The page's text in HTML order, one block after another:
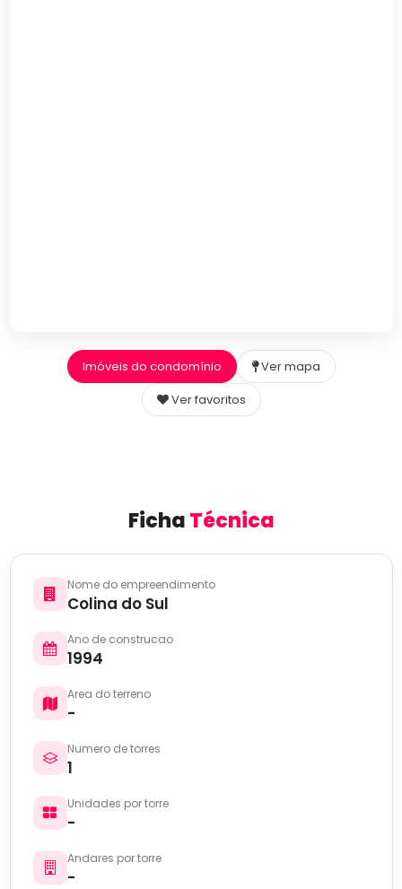
Imóveis do condomínio
Ver mapa
Ver favoritos
FichaTécnica
Nome do empreendimento
Colina do Sul
Ano de construcao
1994
Area do terreno
-
Numero de torres
1
Unidades por torre
-
Andares por torre
-